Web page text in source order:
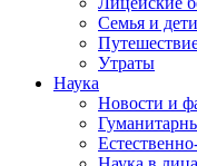
Семья и дети
Утраты
Наука
Новости и